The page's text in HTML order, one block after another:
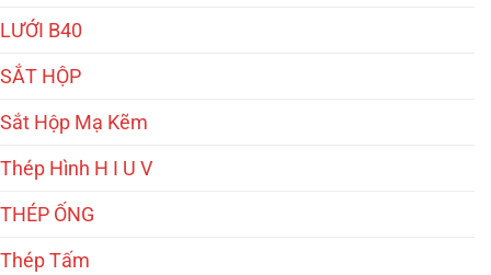
LƯỚI B40
SẮT HỘP
Sắt Hộp Mạ Kẽm
Thép Hình H I U V
THÉP ỐNG
Thép Tấm